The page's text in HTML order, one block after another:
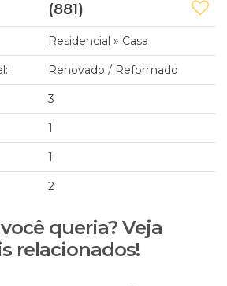
(881)
Residencial » Casa
Renovado / Reformado
3
1
1
2
queria? Veja
relacionados!